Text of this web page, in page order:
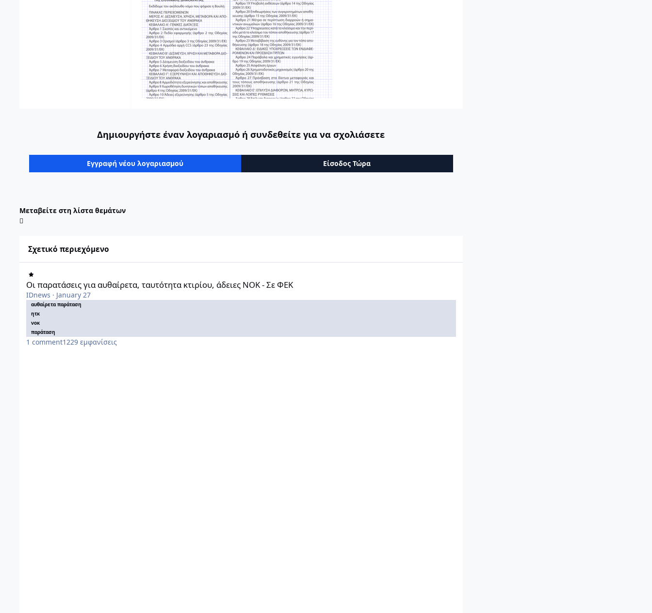
Δημιουργήστε έναν λογαριασμό ή συνδεθείτε για να σχολιάσετε
Εγγραφή νέου λογαριασμού Είσοδος Τώρα
Μεταβείτε στη λίστα θεμάτων
Σχετικό περιεχόμενο
Οι παρατάσεις για αυθαίρετα, ταυτότητα κτιρίου, άδειες ΝΟΚ - Σε ΦΕΚ
IDnews · January 27
αυθαίρετα παράταση
ητκ
νοκ
παράταση
1 comment1229 εμφανίσεις